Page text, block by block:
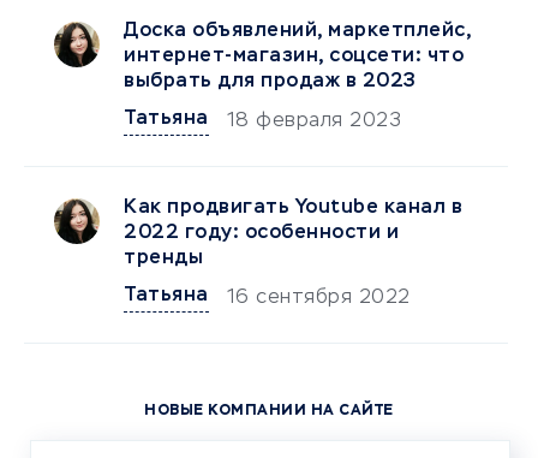
Доска объявлений, маркетплейс,
интернет-магазин, соцсети: что
выбрать для продаж в 2023
Татьяна
18 февраля 2023
Как продвигать Youtubе канал в
2022 году: особенности и
тренды
Татьяна
16 сентября 2022
НОВЫЕ КОМПАНИИ НА САЙТЕ